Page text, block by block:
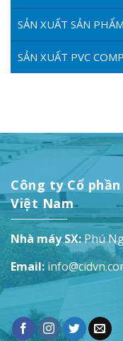
SẢN XUẤT SẢN
SẢN XUẤT PVC
Công ty Cổ
Việt Nam
Nhà máy SX:Phú
Email: